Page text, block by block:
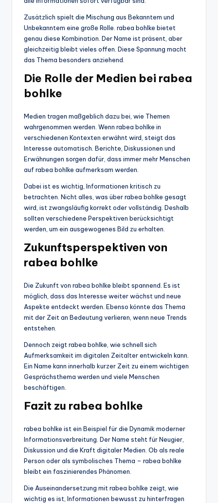
Zusätzlich spielt die Mischung aus Bekanntem und
Unbekanntem eine große Rolle. rabea bohlke bietet
genau diese Kombination. Der Name ist präsent, aber
gleichzeitig bleibt vieles offen. Diese Spannung macht
das Thema besonders anziehend.
Die Rolle der Medien bei rabea
bohlke
Medien tragen maßgeblich dazu bei, wie Themen
wahrgenommen werden. Wenn rabea bohlke in
verschiedenen Kontexten erwähnt wird, steigt das
Interesse automatisch. Berichte, Diskussionen und
Erwähnungen sorgen dafür, dass immer mehr Menschen
auf rabea bohlke aufmerksam werden.
Dabei ist es wichtig, Informationen kritisch zu
betrachten. Nicht alles, was über rabea bohlke gesagt
wird, ist zwangsläufig korrekt oder vollständig. Deshalb
sollten verschiedene Perspektiven berücksichtigt
werden, um ein ausgewogenes Bild zu erhalten.
Zukunftsperspektiven von
rabea bohlke
Die Zukunft von rabea bohlke bleibt spannend. Es ist
möglich, dass das Interesse weiter wächst und neue
Aspekte entdeckt werden. Ebenso könnte das Thema
mit der Zeit an Bedeutung verlieren, wenn neue Trends
entstehen.
Dennoch zeigt rabea bohlke, wie schnell sich
Aufmerksamkeit im digitalen Zeitalter entwickeln kann.
Ein Name kann innerhalb kurzer Zeit zu einem wichtigen
Gesprächsthema werden und viele Menschen
beschäftigen.
Fazit zu rabea bohlke
rabea bohlke ist ein Beispiel für die Dynamik moderner
Informationsverbreitung. Der Name steht für Neugier,
Diskussion und die Kraft digitaler Medien. Ob als reale
Person oder als symbolisches Thema – rabea bohlke
bleibt ein faszinierendes Phänomen.
Die Auseinandersetzung mit rabea bohlke zeigt, wie
wichtig es ist, Informationen bewusst zu hinterfragen